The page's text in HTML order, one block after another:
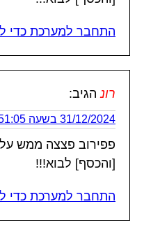
התחבר למערכת כדי
רונ הגיב:
31/12/2024 בשעה 18:51:05
פפירוב פצצה ממש
[והכסף] לבוא!!!
התחבר למערכת כדי